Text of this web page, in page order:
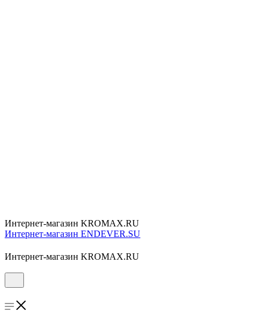
Интернет-магазин KROMAX.RU
Интернет-магазин ENDEVER.SU
Интернет-магазин KROMAX.RU